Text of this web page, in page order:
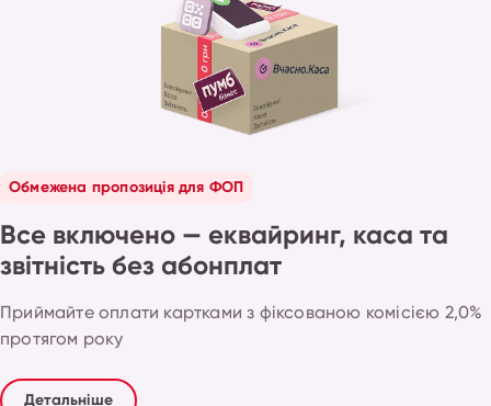
Обмежена пропозиція для ФОП
Все включено — еквайринг, каса та
звітність без абонплат
Приймайте оплати картками з фіксованою комісією 2,0%
протягом року
Детальніше